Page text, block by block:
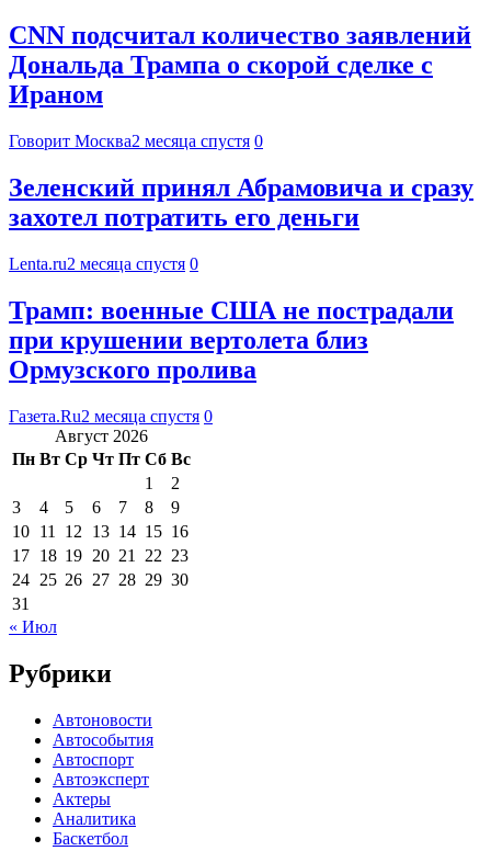
CNN подсчитал количество заявлений
Дональда Трампа о скорой сделке с
Ираном
Говорит Москва2 месяца спустя 0
Зеленский принял Абрамовича и сразу
захотел потратить его деньги
Lenta.ru2 месяца спустя 0
Трамп: военные США не пострадали
при крушении вертолета близ
Ормузского пролива
Газета.Ru2 месяца спустя 0
Август 2026
Пн Вт Ср Чт Пт Сб Вс
1
2
3
4 5 6 7 8
9
10 11 12 13 14 15 16
17 18 19 20 21 22 23
24 25 26 27 28 29 30
31
« Июл
Рубрики
Автоновости
Автособытия
Автоспорт
Автоэксперт
Актеры
Аналитика
Баскетбол